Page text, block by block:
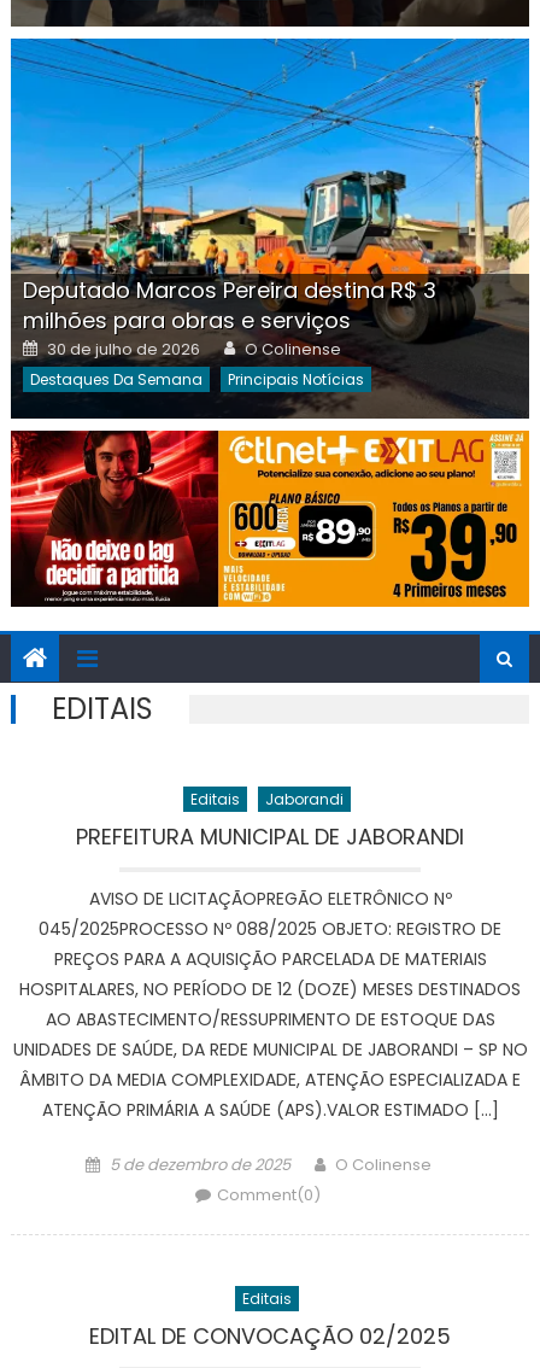
Deputado Marcos Pereira destina R$ 3
milhões para obras e serviços
Posted
on
30 de julho de 2026 Author
O Colinense
Destaques Da Semana Principais Notícias
EDITAIS
Editais Jaborandi
PREFEITURA MUNICIPAL DE JABORANDI
AVISO DE LICITAÇÃOPREGÃO ELETRÔNICO Nº
045/2025PROCESSO Nº 088/2025 OBJETO: REGISTRO DE
PREÇOS PARA A AQUISIÇÃO PARCELADA DE MATERIAIS
HOSPITALARES, NO PERÍODO DE 12 (DOZE) MESES DESTINADOS
AO ABASTECIMENTO/RESSUPRIMENTO DE ESTOQUE DAS
UNIDADES DE SAÚDE, DA REDE MUNICIPAL DE JABORANDI – SP NO
ÂMBITO DA MEDIA COMPLEXIDADE, ATENÇÃO ESPECIALIZADA E
ATENÇÃO PRIMÁRIA A SAÚDE (APS).VALOR ESTIMADO […]
Posted
5 de dezembro de 2025 Author
O Colinense
Comment(0)
Editais
EDITAL DE CONVOCAÇÃO 02/2025